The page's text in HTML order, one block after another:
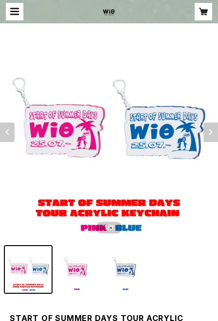
1/3
START OF SUMMER DAYS TOUR ACRYLIC